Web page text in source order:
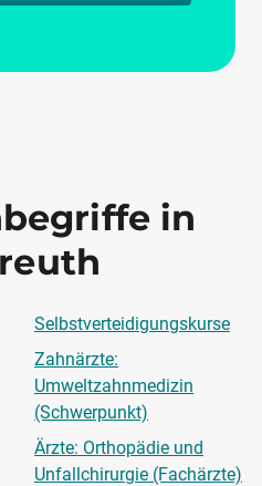
in
Selbstverteidigungskurse
Zahnärzte:
Umweltzahnmedizin
(Schwerpunkt)
Ärzte: Orthopädie und
Unfallchirurgie (Fachärzte)